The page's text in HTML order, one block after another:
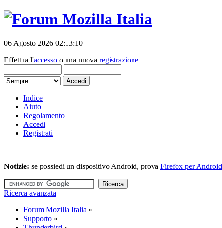
06 Agosto 2026 02:13:10
Effettua l'accesso o una nuova registrazione.
Indice
Aiuto
Regolamento
Accedi
Registrati
Notizie: se possiedi un dispositivo Android, prova Firefox per Android
Ricerca avanzata
Forum Mozilla Italia »
Supporto »